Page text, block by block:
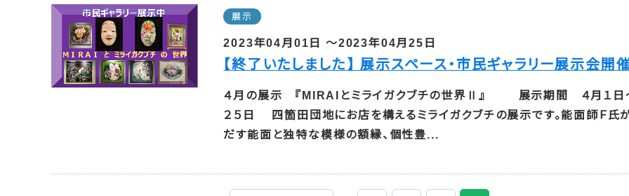
展示
2023年04月01日 ～2023年04月25日
【終了いたしました】 展示スペース・市民ギャラリー展示会開
４月の展示 『MIRAIとミライガクブチの世界Ⅱ』 展示期間 ４月１日
２５日 四箇田団地にお店を構えるミライガクブチの展示です。能面師Ｆ氏
だす能面と独特な模様の額縁、個性豊...